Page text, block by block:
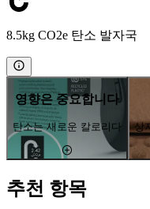
8.5kg CO2e 탄소 발자국
영향은 중요합니다
탄소는 새로운 칼로리다 상
추천 항목